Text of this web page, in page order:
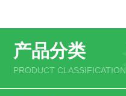
产品分类
PRODUCT CLASSIFICATION